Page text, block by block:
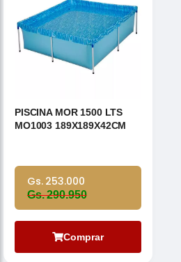
PISCINA MOR 1500 LTS
MO1003 189X189X42CM
Gs. 253.000
Gs. 290.950
Comprar